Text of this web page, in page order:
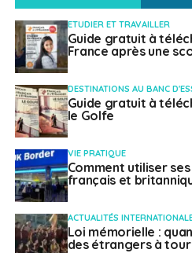
ETUDIER ET TRAVAILLER
Guide gratuit à
France après une
DESTINATIONS AU BANC
Guide gratuit à
le Golfe
VIE PRATIQUE
Comment utiliser
français et
ACTUALITÉS
Loi mémorielle :
des étrangers à